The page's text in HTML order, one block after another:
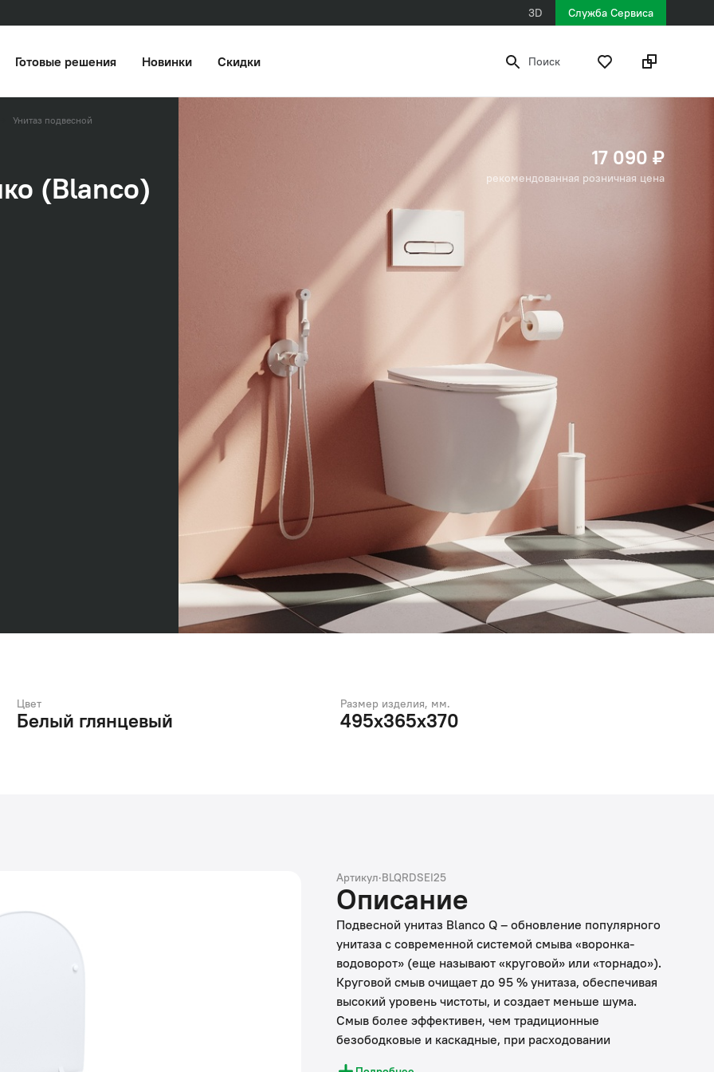
3D Служба Сервиса
Готовые решения Новинки Скидки Поиск
Унитаз подвесной
(Blanco)
17 090 ₽
рекомендованная розничная цена
Цвет
Белый глянцевый
Размер изделия, мм.
495x365x370
Артикул·BLQRDSEI25
Описание
Подвесной унитаз Blanco Q – обновление популярного
унитаза с современной системой смыва «воронка-
водоворот» (еще называют «круговой» или «торнадо»).
Круговой смыв очищает до 95 % унитаза, обеспечивая
высокий уровень чистоты, и создает меньше шума.
Смыв более эффективен, чем традиционные
безободковые и каскадные, при расходовании